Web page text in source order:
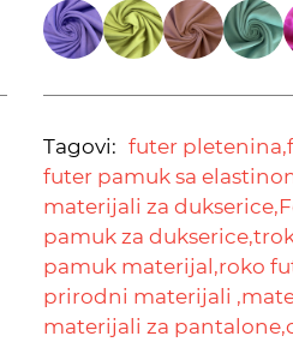
Tagovi: futer pletenina,
futer pamuk sa
materijali za dukserice,
pamuk za dukserice,
pamuk materijal,roko
prirodni materijali ,
materijali za pantalone,